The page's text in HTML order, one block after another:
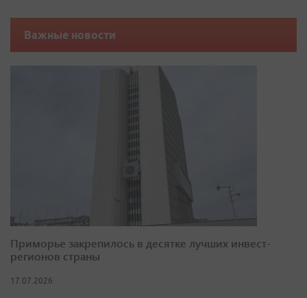
Важные новости
Приморье закрепилось в десятке лучших инвест-
регионов страны
17.07.2026